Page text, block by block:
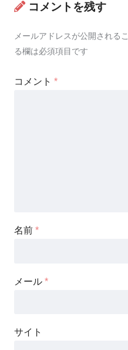
コメントを残す
メールアドレスが公開される
る欄は必須項目です
コメント *
名前 *
メール *
サイト